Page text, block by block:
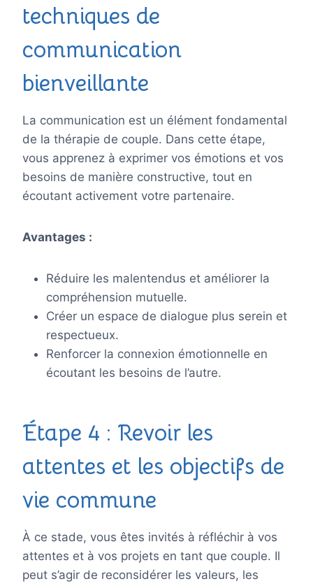
techniques de
communication
bienveillante
La communication est un élément fondamental
de la thérapie de couple. Dans cette étape,
vous apprenez à exprimer vos émotions et vos
besoins de manière constructive, tout en
écoutant activement votre partenaire.
Avantages :
Réduire les malentendus et améliorer la
compréhension mutuelle.
Créer un espace de dialogue plus serein et
respectueux.
Renforcer la connexion émotionnelle en
écoutant les besoins de l’autre.
Étape 4 : Revoir les
attentes et les objectifs de
vie commune
À ce stade, vous êtes invités à réfléchir à vos
attentes et à vos projets en tant que couple. Il
peut s’agir de reconsidérer les valeurs, les